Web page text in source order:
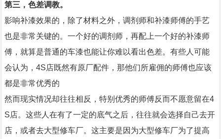
第三，色差调教。
影响补漆效果的，除了材料之外，调剂师和补漆师傅的手艺
也是非常关键的。一个好的调剂师，再配上一个好的补漆师
傅，就算是普通的车漆也能让你难以看出色差。有些人可能
会认为，4S店既然有原厂配件，那他们所雇佣的师傅也应该
都是非常优秀的
然而现实情况却往往相反，特别优秀的师傅反而不愿意留在4
S店。这些人在有了一定的底气之后，往往就会选择自己去开
店，或者去大型修车厂。这主要是因为大型修车厂为了提高